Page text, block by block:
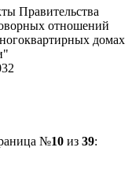
Правительства
отношений
домах
№10из 39: